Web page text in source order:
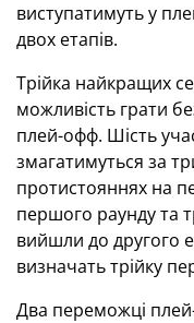
виступатимуть у
двох етапів.
Трійка найкращих
можливість грати
плей-офф. Шість
змагатимуться за
протистояннях на
першого раунду та
вийшли до другого
визначать трійку
Два переможці